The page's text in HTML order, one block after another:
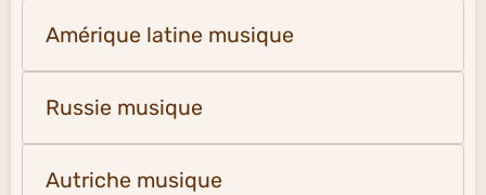
Amérique latine musique
Russie musique
Autriche musique